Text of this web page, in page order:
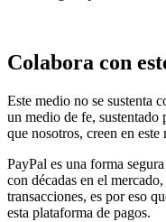
Colabora con
Este medio no se sustenta
un medio de fe, sustentado
que nosotros, creen en este
PayPal es una forma
con décadas en el
transacciones, es por eso
esta plataforma de pagos.